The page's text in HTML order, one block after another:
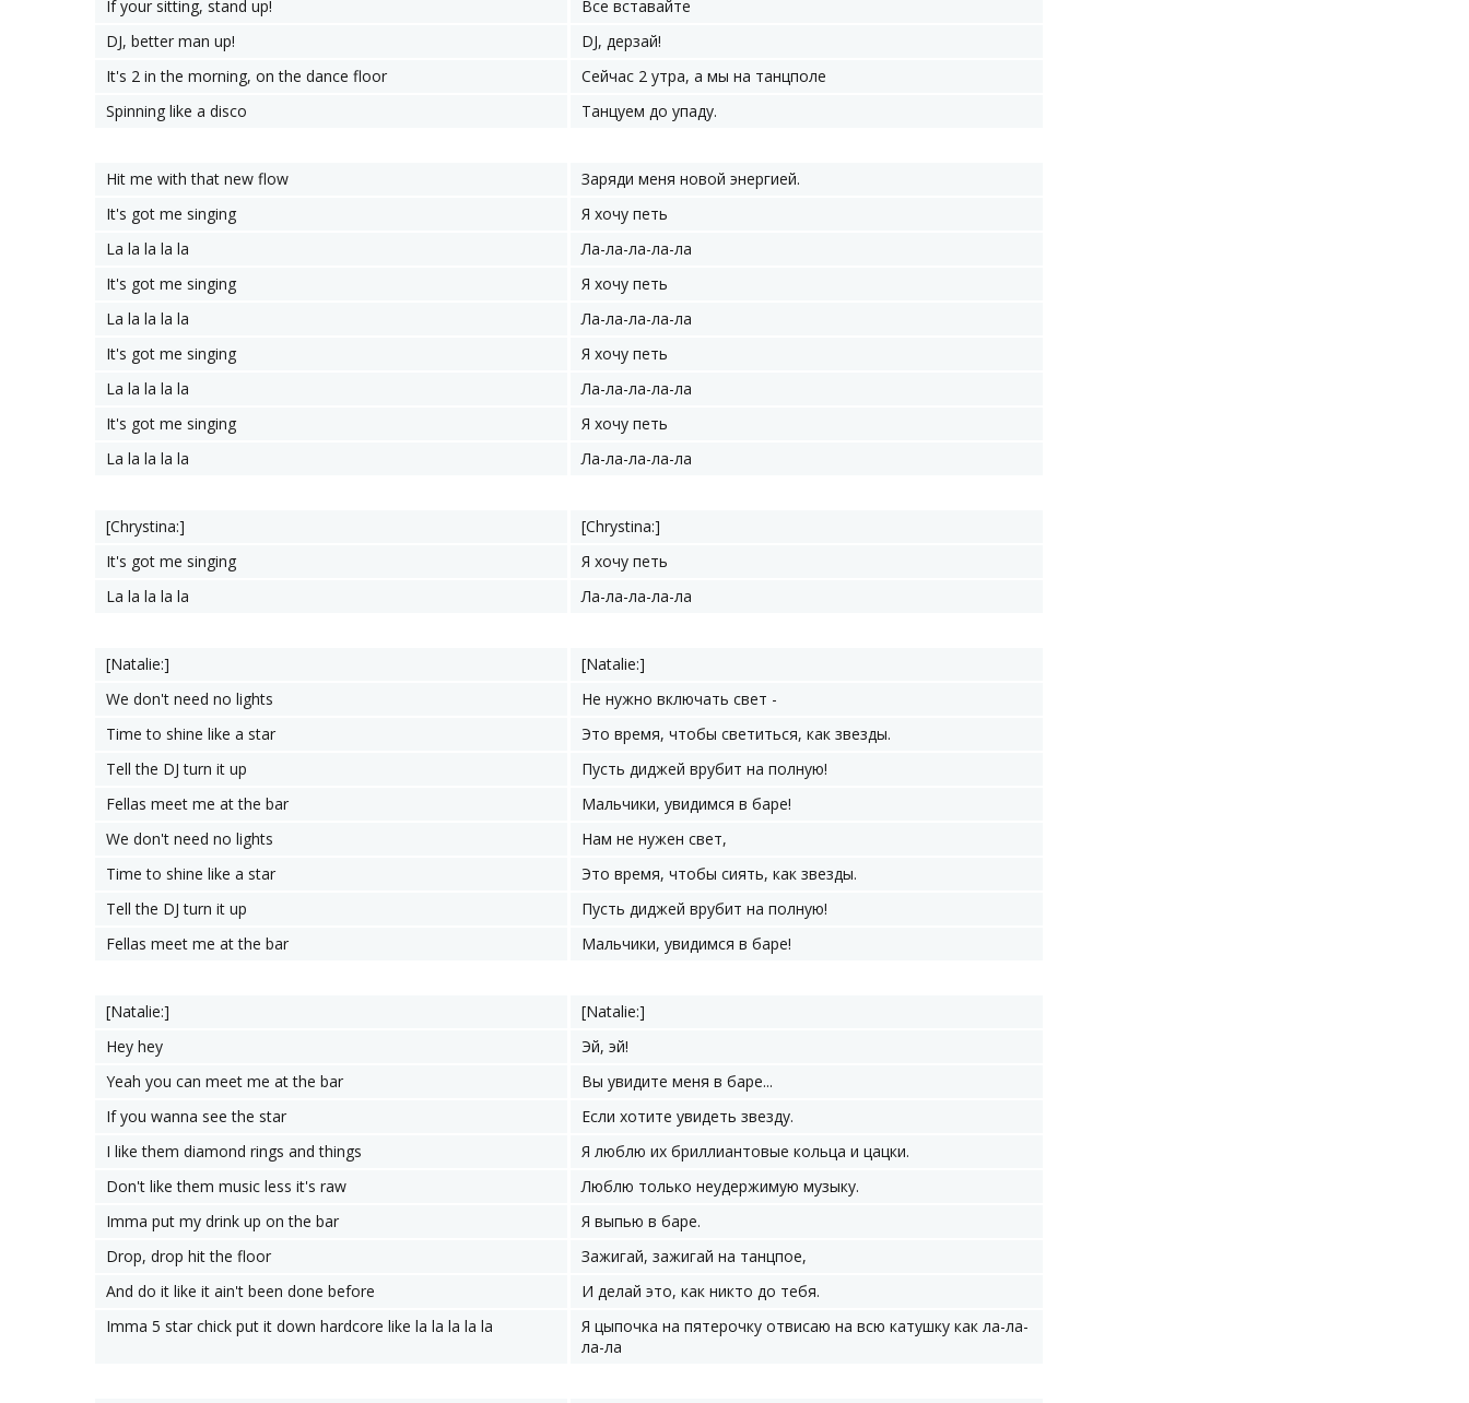
If your sitting, stand up!
Все вставайте
DJ, better man up!
DJ, дерзай!
It's 2 in the morning, on the dance floor
Сейчас 2 утра, а мы на танцполе
Spinning like a disco
Танцуем до упаду.
Hit me with that new flow
Заряди меня новой энергией.
It's got me singing
Я хочу петь
La la la la la
Ла-ла-ла-ла-ла
It's got me singing
Я хочу петь
La la la la la
Ла-ла-ла-ла-ла
It's got me singing
Я хочу петь
La la la la la
Ла-ла-ла-ла-ла
It's got me singing
Я хочу петь
La la la la la
Ла-ла-ла-ла-ла
[Chrystina:]
[Chrystina:]
It's got me singing
Я хочу петь
La la la la la
Ла-ла-ла-ла-ла
[Natalie:]
[Natalie:]
We don't need no lights
Не нужно включать свет -
Time to shine like a star
Это время, чтобы светиться, как звезды.
Tell the DJ turn it up
Пусть диджей врубит на полную!
Fellas meet me at the bar
Мальчики, увидимся в баре!
We don't need no lights
Нам не нужен свет,
Time to shine like a star
Это время, чтобы сиять, как звезды.
Tell the DJ turn it up
Пусть диджей врубит на полную!
Fellas meet me at the bar
Мальчики, увидимся в баре!
[Natalie:]
[Natalie:]
Hey hey
Эй, эй!
Yeah you can meet me at the bar
Вы увидите меня в баре...
If you wanna see the star
Если хотите увидеть звезду.
I like them diamond rings and things
Я люблю их бриллиантовые кольца и цацки.
Don't like them music less it's raw
Люблю только неудержимую музыку.
Imma put my drink up on the bar
Я выпью в баре.
Drop, drop hit the floor
Зажигай, зажигай на танцпое,
And do it like it ain't been done before
И делай это, как никто до тебя.
Imma 5 star chick put it down hardcore like la la la la la
Я цыпочка на пятерочку отвисаю на всю катушку как ла-ла-
ла-ла